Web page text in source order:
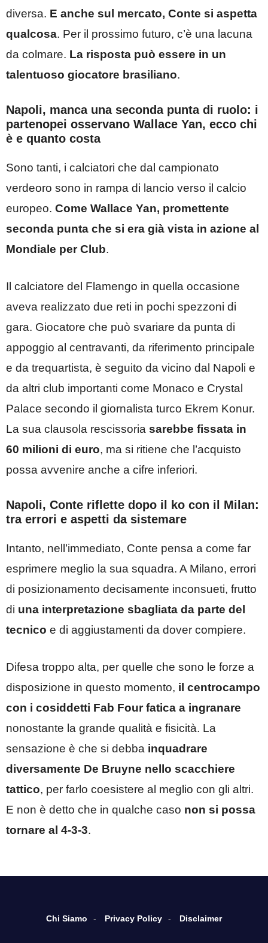
diversa. E anche sul mercato, Conte si aspetta
qualcosa. Per il prossimo futuro, c’è una lacuna
da colmare. La risposta può essere in un
talentuoso giocatore brasiliano.
Napoli, manca una seconda punta di ruolo: i
partenopei osservano Wallace Yan, ecco chi
è e quanto costa
Sono tanti, i calciatori che dal campionato
verdeoro sono in rampa di lancio verso il calcio
europeo. Come Wallace Yan, promettente
seconda punta che si era già vista in azione al
Mondiale per Club.
Il calciatore del Flamengo in quella occasione
aveva realizzato due reti in pochi spezzoni di
gara. Giocatore che può svariare da punta di
appoggio al centravanti, da riferimento principale
e da trequartista, è seguito da vicino dal Napoli e
da altri club importanti come Monaco e Crystal
Palace secondo il giornalista turco Ekrem Konur.
La sua clausola rescissoria sarebbe fissata in
60 milioni di euro, ma si ritiene che l’acquisto
possa avvenire anche a cifre inferiori.
Napoli, Conte riflette dopo il ko con il Milan:
tra errori e aspetti da sistemare
Intanto, nell’immediato, Conte pensa a come far
esprimere meglio la sua squadra. A Milano, errori
di posizionamento decisamente inconsueti, frutto
di una interpretazione sbagliata da parte del
tecnico e di aggiustamenti da dover compiere.
Difesa troppo alta, per quelle che sono le forze a
disposizione in questo momento, il centrocampo
con i cosiddetti Fab Four fatica a ingranare
nonostante la grande qualità e fisicità. La
sensazione è che si debba inquadrare
diversamente De Bruyne nello scacchiere
tattico, per farlo coesistere al meglio con gli altri.
E non è detto che in qualche caso non si possa
tornare al 4-3-3.
Chi Siamo Privacy Policy Disclaimer